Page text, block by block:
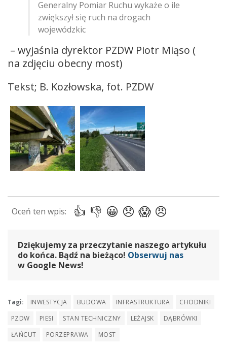
Generalny Pomiar Ruchu wykaże o ile
zwiększył się ruch na drogach
wojewódzkic
– wyjaśnia dyrektor PZDW Piotr Miąso (
na zdjęciu obecny most)
Tekst; B. Kozłowska, fot. PZDW
Dziękujemy za przeczytanie naszego artykułu
do końca. Bądź na bieżąco! Obserwuj nas
w Google News!
Tagi: INWESTYCJA BUDOWA INFRASTRUKTURA
CHODNIKI
PZDW
PIESI STAN TECHNICZNY LEŻAJSK
DĄBRÓWKI
ŁAŃCUT
PORZEPRAWA MOST